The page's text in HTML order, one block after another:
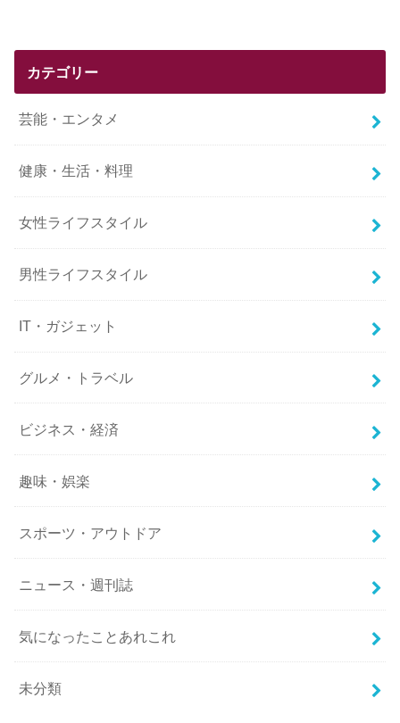
カテゴリー
芸能・エンタメ
健康・生活・料理
女性ライフスタイル
男性ライフスタイル
IT・ガジェット
グルメ・トラベル
ビジネス・経済
趣味・娯楽
スポーツ・アウトドア
ニュース・週刊誌
気になったことあれこれ
未分類